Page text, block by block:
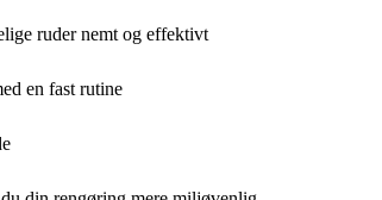
ruder nemt og effektivt
en fast rutine